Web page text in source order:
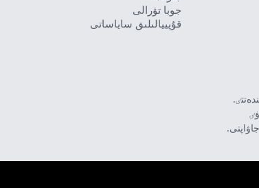
جوبا تۋرالى
قۇپييالىلىق ساياساتى